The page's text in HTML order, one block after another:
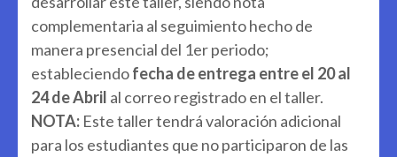
complementaria al seguimiento hecho de
manera presencial del 1er periodo;
estableciendofecha deentrega entre el 20 al
24 de Abril al correo registrado en el taller.
NOTA: Este taller tendrá valoración adicional
para los estudiantes que no participaron de las